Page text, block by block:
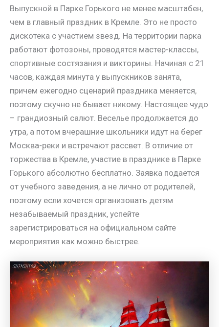
Выпускной в Парке Горького не менее масштабен,
чем в главный праздник в Кремле. Это не просто
дискотека с участием звезд. На территории парка
работают фотозоны, проводятся мастер-классы,
спортивные состязания и викторины. Начиная с 21
часов, каждая минута у выпускников занята,
причем ежегодно сценарий праздника меняется,
поэтому скучно не бывает никому. Настоящее чудо
– грандиозный салют. Веселье продолжается до
утра, а потом вчерашние школьники идут на берег
Москва-реки и встречают рассвет. В отличие от
торжества в Кремле, участие в празднике в Парке
Горького абсолютно бесплатно. Заявка подается
от учебного заведения, а не лично от родителей,
поэтому если хочется организовать детям
незабываемый праздник, успейте
зарегистрироваться на официальном сайте
мероприятия как можно быстрее.